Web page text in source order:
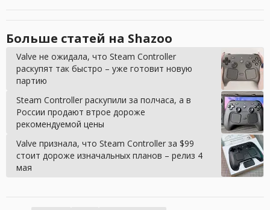
Больше статей на Shazoo
Valve не ожидала, что Steam Controller
раскупят так быстро – уже готовит новую
партию
Steam Controller раскупили за полчаса, а в
России продают втрое дороже
рекомендуемой цены
Valve признала, что Steam Controller за $99
стоит дороже изначальных планов – релиз 4
мая